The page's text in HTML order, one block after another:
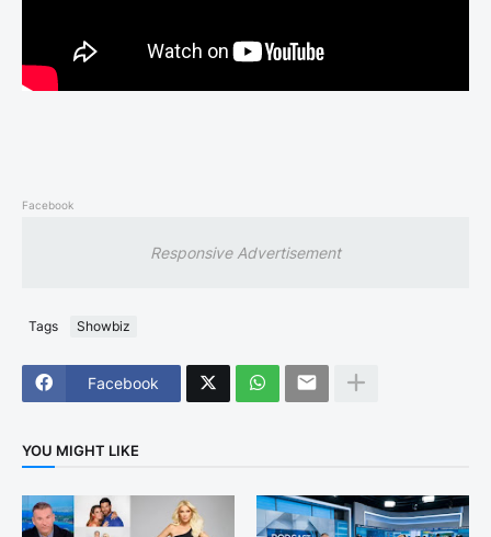
Facebook
Responsive Advertisement
Tags Showbiz
Facebook
YOU MIGHT LIKE